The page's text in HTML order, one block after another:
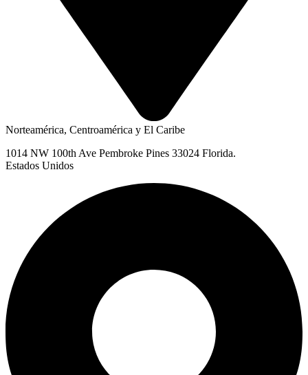
Norteamérica, Centroamérica y El Caribe
1014 NW 100th Ave Pembroke Pines 33024 Florida.
Estados Unidos